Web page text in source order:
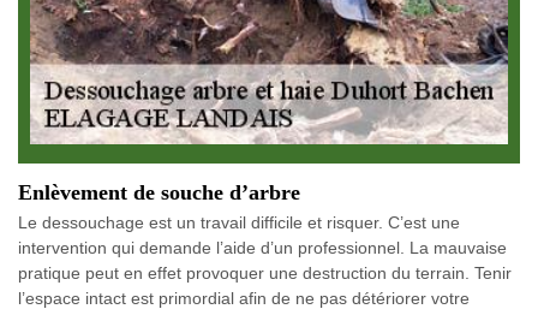
Enlèvement de souche d’arbre
Le dessouchage est un travail difficile et risquer. C’est une
intervention qui demande l’aide d’un professionnel. La mauvaise
pratique peut en effet provoquer une destruction du terrain. Tenir
l’espace intact est primordial afin de ne pas détériorer votre